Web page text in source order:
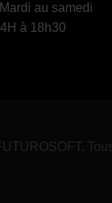
au samedi
à 18h30